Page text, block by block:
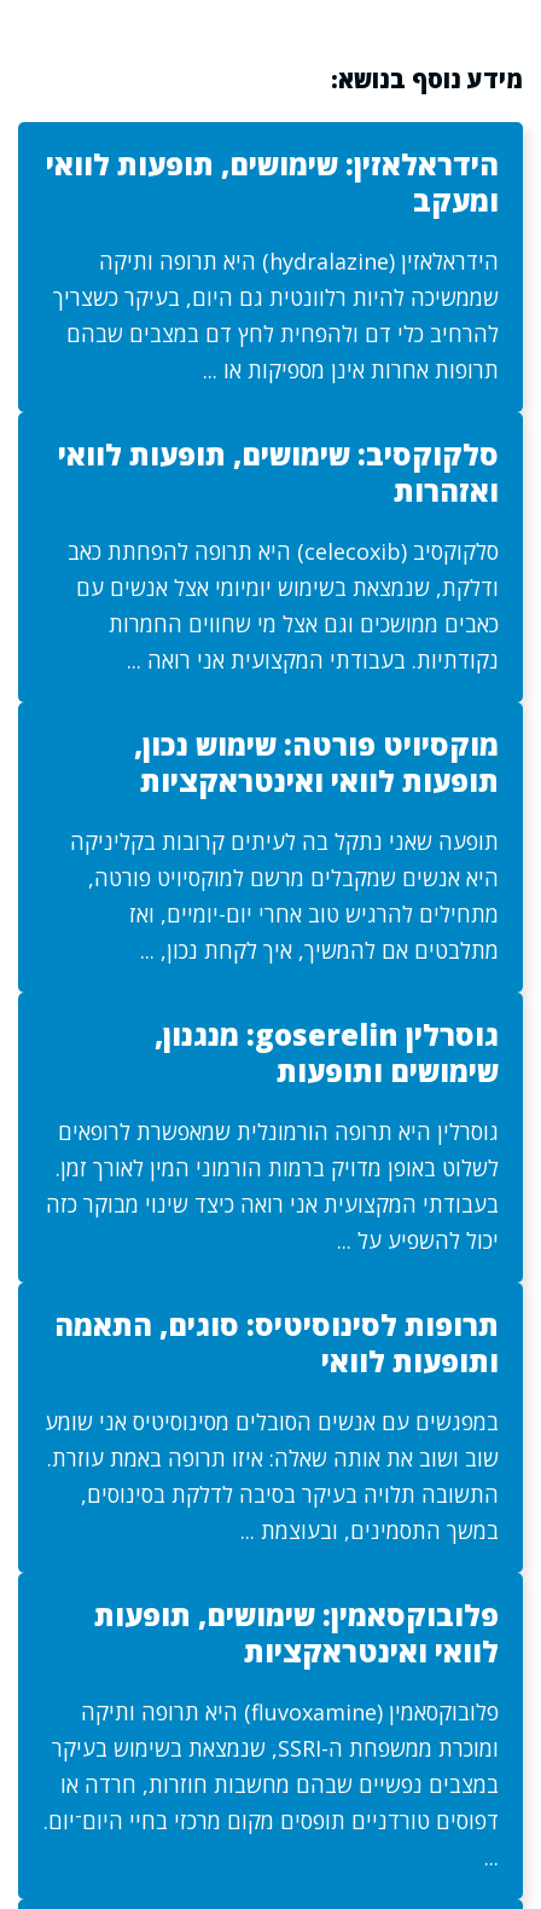
מידע נוסף בנושא:
הידראלאזין: שימושים, תופעות לוואי
ומעקב
הידראלאזין (hydralazine) היא תרופה ותיקה
שממשיכה להיות רלוונטית גם היום, בעיקר כשצריך
להרחיב כלי דם ולהפחית לחץ דם במצבים שבהם
תרופות אחרות אינן מספיקות או ...
סלקוקסיב: שימושים, תופעות לוואי
ואזהרות
סלקוקסיב (celecoxib) היא תרופה להפחתת כאב
ודלקת, שנמצאת בשימוש יומיומי אצל אנשים עם
כאבים ממושכים וגם אצל מי שחווים החמרות
נקודתיות. בעבודתי המקצועית אני רואה ...
מוקסיויט פורטה: שימוש נכון,
תופעות לוואי ואינטראקציות
תופעה שאני נתקל בה לעיתים קרובות בקליניקה
היא אנשים שמקבלים מרשם למוקסיויט פורטה,
מתחילים להרגיש טוב אחרי יום-יומיים, ואז
מתלבטים אם להמשיך, איך לקחת נכון, ...
גוסרלין goserelin: מנגנון,
שימושים ותופעות
גוסרלין היא תרופה הורמונלית שמאפשרת לרופאים
לשלוט באופן מדויק ברמות הורמוני המין לאורך זמן.
בעבודתי המקצועית אני רואה כיצד שינוי מבוקר כזה
יכול להשפיע על ...
תרופות לסינוסיטיס: סוגים, התאמה
ותופעות לוואי
במפגשים עם אנשים הסובלים מסינוסיטיס אני שומע
שוב ושוב את אותה שאלה: איזו תרופה באמת עוזרת.
התשובה תלויה בעיקר בסיבה לדלקת בסינוסים,
במשך התסמינים, ובעוצמת ...
פלובוקסאמין: שימושים, תופעות
לוואי ואינטראקציות
פלובוקסאמין (fluvoxamine) היא תרופה ותיקה
ומוכרת ממשפחת ה-SSRI, שנמצאת בשימוש בעיקר
במצבים נפשיים שבהם מחשבות חוזרות, חרדה או
דפוסים טורדניים תופסים מקום מרכזי בחיי היום־יום.
...